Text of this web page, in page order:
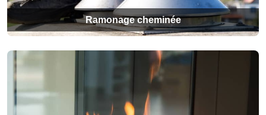
Ramonage cheminée